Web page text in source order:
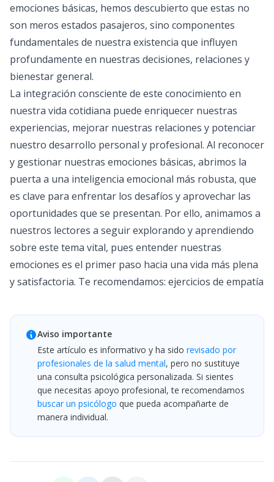
emociones básicas, hemos descubierto que estas no
son meros estados pasajeros, sino componentes
fundamentales de nuestra existencia que influyen
profundamente en nuestras decisiones, relaciones y
bienestar general.
La integración consciente de este conocimiento en
nuestra vida cotidiana puede enriquecer nuestras
experiencias, mejorar nuestras relaciones y potenciar
nuestro desarrollo personal y profesional. Al reconocer
y gestionar nuestras emociones básicas, abrimos la
puerta a una inteligencia emocional más robusta, que
es clave para enfrentar los desafíos y aprovechar las
oportunidades que se presentan. Por ello, animamos a
nuestros lectores a seguir explorando y aprendiendo
sobre este tema vital, pues entender nuestras
emociones es el primer paso hacia una vida más plena
y satisfactoria. Te recomendamos: ejercicios de empatía
Aviso importante
Este artículo es informativo y ha sido revisado por
profesionales de la salud mental, pero no sustituye
una consulta psicológica personalizada. Si sientes
que necesitas apoyo profesional, te recomendamos
buscar un psicólogo que pueda acompañarte de
manera individual.